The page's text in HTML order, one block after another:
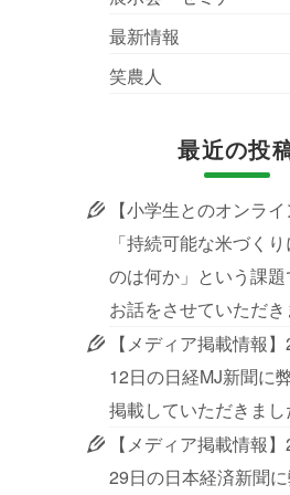
最新情報
笑農人
最近の投
【小学生とのオンライ
「持続可能な米づく
のは何か」という課
お話をさせていただき
【メディア掲載情報
12日の日経MJ新聞に
掲載していただきまし
【メディア掲載情報
29日の日本経済新聞